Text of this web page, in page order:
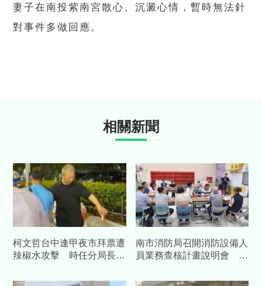
妻子在南投紫南宮散心、沉澱心情，暫時無法針
對事件多做回應。
相關新聞
柯文哲台中逢甲夜市拜票遭
辣椒水攻擊 時任分局長周
南市消防局召開消防設備人
員業務查核計畫說明會 強
品質